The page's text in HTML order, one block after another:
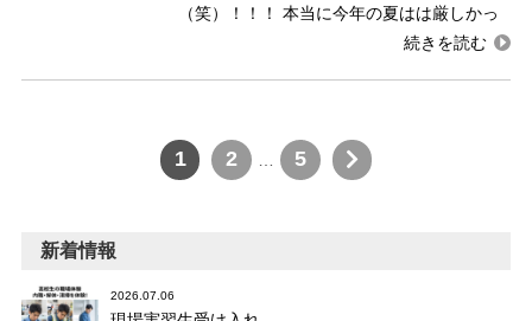
（笑）！！！ 本当に今年の夏はは厳しかっ
1 2 5
新着情報
2026.07.06